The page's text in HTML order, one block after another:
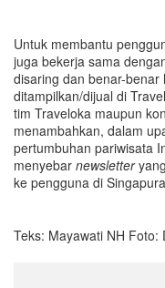
Untuk membantu
juga bekerja sama
disaring dan benar-
ditampilkan/dijual di
tim Traveloka maupun
menambahkan, dalam
pertumbuhan pariwisata
menyebar newsletter
ke pengguna di
Teks: Mayawati NH Foto: